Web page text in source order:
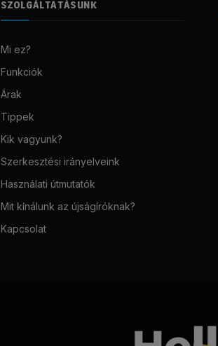
SZOLGÁLTATÁSUNK
Mi ez?
Funkciók
Árak
Tippek
Kik vagyunk?
Szerkesztési irányelveink
Használati útmutatók
Mit kínálunk az újságíróknak?
Kapcsolat